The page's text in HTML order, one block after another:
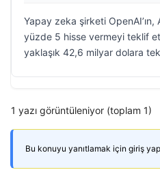
Yapay zeka şirketi
yüzde 5 hisse vermeyi teklif
yaklaşık 42,6 milyar dolara
1 yazı görüntüleniyor (toplam 1)
Bu konuyu yanıtlamak için giriş